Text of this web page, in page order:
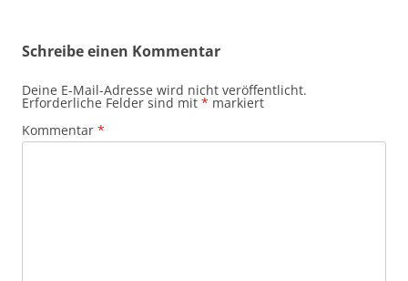
Schreibe einen Kommentar
Deine E-Mail-Adresse wird nicht veröffentlicht.
Erforderliche Felder sind mit * markiert
Kommentar *